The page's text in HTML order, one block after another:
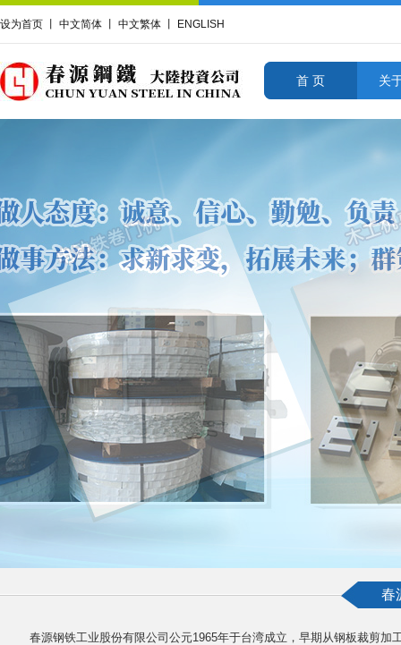
设为首页 中文简体 中文繁体 ENGLISH
首 页 关
春
春源钢铁工业股份有限公司公元1965年于台湾成立，早期从钢板裁剪